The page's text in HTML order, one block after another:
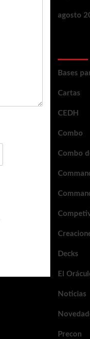
agosto
Bases
Cartas
CEDH
Combo
Combo
Decks
El
Noticias
Precon